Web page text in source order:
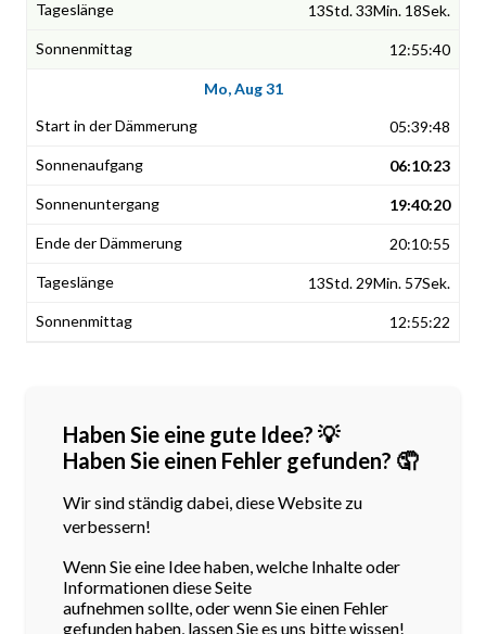
13Std. 33Min. 18Sek.
12:55:40
Mo, Aug 31
05:39:48
06:10:23
19:40:20
20:10:55
13Std. 29Min. 57Sek.
12:55:22
Haben Sie eine gute Idee? 💡
Haben Sie einen Fehler gefunden? 🤦
Wir sind ständig dabei, diese Website zu
verbessern!
Wenn Sie eine Idee haben, welche Inhalte oder
Informationen diese Seite
aufnehmen sollte, oder wenn Sie einen Fehler
gefunden haben, lassen Sie es uns bitte wissen!